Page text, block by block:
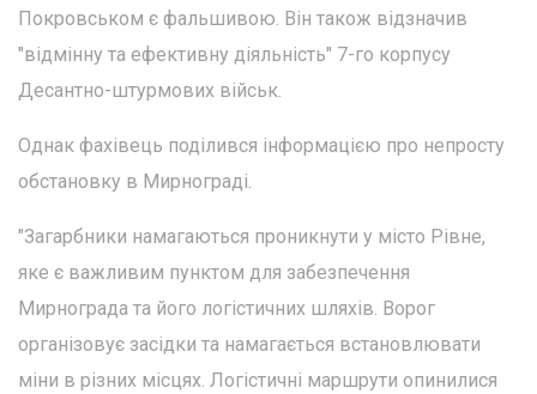
Покровськом є фальшивою. Він також відзначив
"відмінну та ефективну діяльність" 7-го корпусу
Десантно-штурмових військ.
Однак фахівець поділився інформацією про непросту
обстановку в Мирнограді.
"Загарбники намагаються проникнути у місто Рівне,
яке є важливим пунктом для забезпечення
Мирнограда та його логістичних шляхів. Ворог
організовує засідки та намагається встановлювати
міни в різних місцях. Логістичні маршрути опинилися